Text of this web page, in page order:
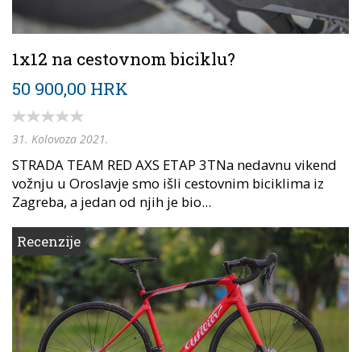
1x12 na cestovnom biciklu?
50 900,00 HRK
31. Kolovoza 2021.
STRADA TEAM RED AXS ETAP 3TNa nedavnu vikend
vožnju u Oroslavje smo išli cestovnim biciklima iz
Zagreba, a jedan od njih je bio...
Recenzije